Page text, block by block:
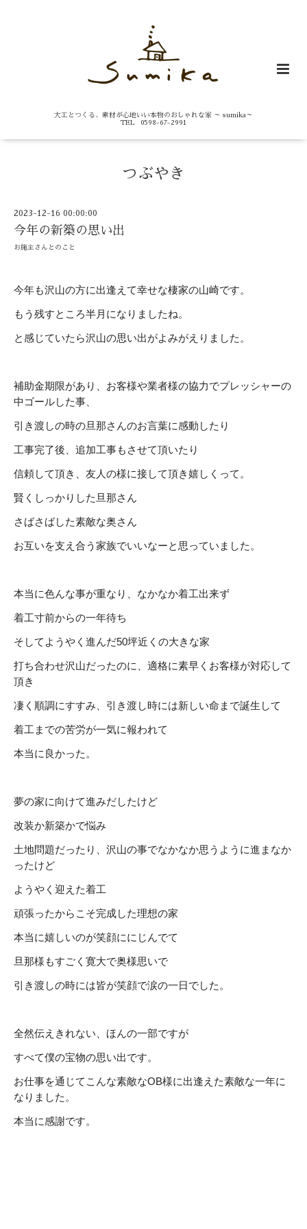
大工とつくる、素材が心地いい本物のおしゃれな家 ～ sumika～
TEL 0598-67-2991
つぶやき
2023-12-16 00:00:00
今年の新築の思い出
お施主さんとのこと
今年も沢山の方に出逢えて幸せな棲家の山崎です。
もう残すところ半月になりましたね。
と感じていたら沢山の思い出がよみがえりました。
補助金期限があり、お客様や業者様の協力でプレッシャーの
中ゴールした事、
引き渡しの時の旦那さんのお言葉に感動したり
工事完了後、追加工事もさせて頂いたり
信頼して頂き、友人の様に接して頂き嬉しくって。
賢くしっかりした旦那さん
さばさばした素敵な奥さん
お互いを支え合う家族でいいなーと思っていました。
本当に色んな事が重なり、なかなか着工出来ず
着工寸前からの一年待ち
そしてようやく進んだ50坪近くの大きな家
打ち合わせ沢山だったのに、適格に素早くお客様が対応して
頂き
凄く順調にすすみ、引き渡し時には新しい命まで誕生して
着工までの苦労が一気に報われて
本当に良かった。
夢の家に向けて進みだしたけど
改装か新築かで悩み
土地問題だったり、沢山の事でなかなか思うように進まなか
ったけど
ようやく迎えた着工
頑張ったからこそ完成した理想の家
本当に嬉しいのが笑顔ににじんでて
旦那様もすごく寛大で奥様思いで
引き渡しの時には皆が笑顔で涙の一日でした。
全然伝えきれない、ほんの一部ですが
すべて僕の宝物の思い出です。
お仕事を通じてこんな素敵なOB様に出逢えた素敵な一年に
なりました。
本当に感謝です。